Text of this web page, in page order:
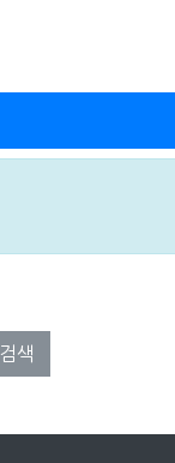
검색